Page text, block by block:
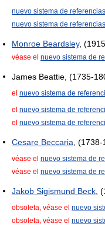
nuevo sistema de referencias
nuevo sistema de referencias
Monroe Beardsley,
véase el nuevo sistema de
James Beattie, (1735-
el nuevo sistema de
el nuevo sistema de
el nuevo sistema de
Cesare Beccaria ,
véase el nuevo sistema de
véase el nuevo sistema de
Jakob Sigismund Beck ,
obsoleta, véase el nuevo
obsoleta, véase el nuevo